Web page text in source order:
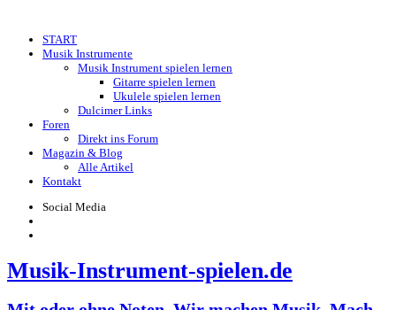
content START
Musik Instrumente
Musik Instrument spielen lernen
Gitarre spielen lernen
Ukulele spielen lernen
Dulcimer Links
Foren
Direkt ins Forum
Magazin & Blog
Alle Artikel
Kontakt
Social Media
Musik-Instrument-spielen.de